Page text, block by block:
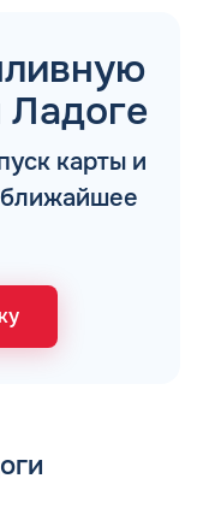
Ладоге
карты и